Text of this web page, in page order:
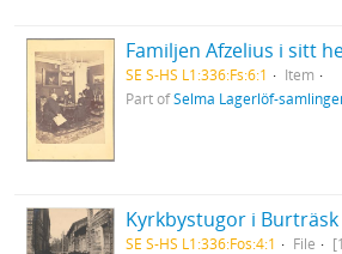
Familjen Afzelius i sitt
SE S-HS L1:336:Fs:6:1
Item
Part ofSelma Lagerlöf-
Kyrkbystugor i Burträsk
SE S-HS L1:336:Fos:4:1 File